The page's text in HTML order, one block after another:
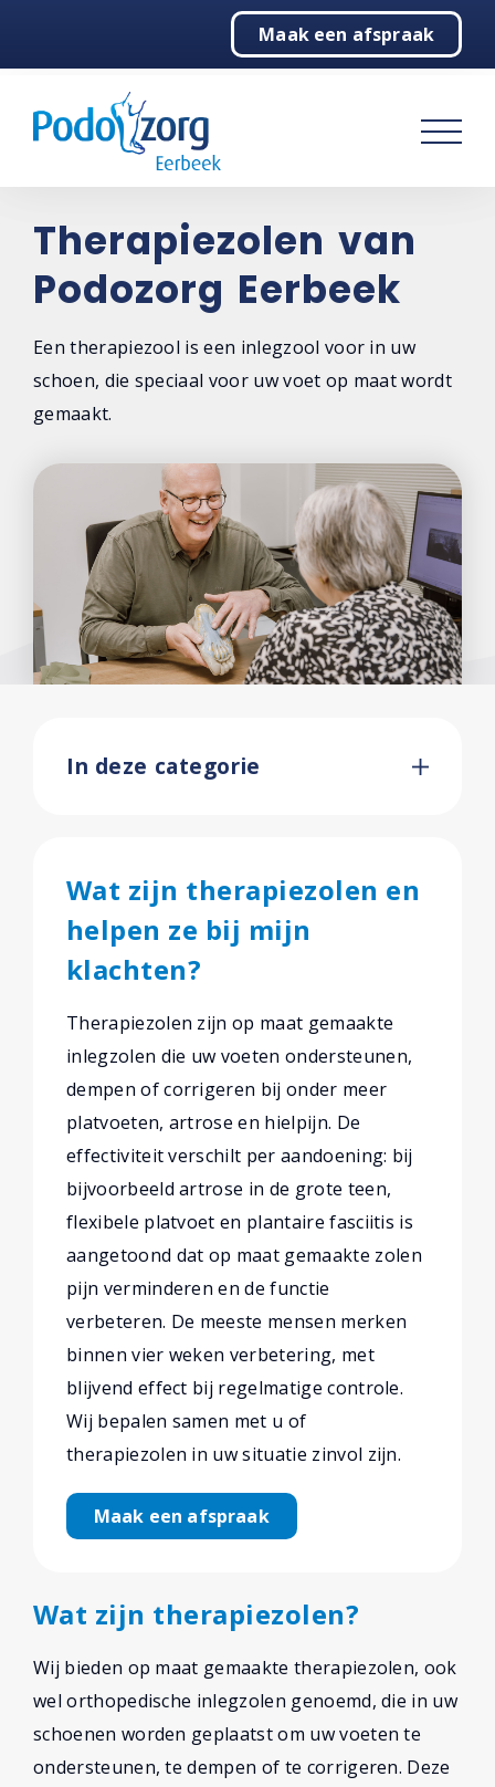
Maak een afspraak
Podotherapie
Behandelingen
Algemeen
Echografie
Therapiezolen
Tips voor gebruik
Productie
Voetoefeningen
Hielpijncentrum
Ervaringen
Over ons
Therapiezolen van
Podozorg Eerbeek
Een therapiezool is een inlegzool voor in uw
schoen, die speciaal voor uw voet op maat wordt
gemaakt.
In deze categorie
Wat zijn therapiezolen en
helpen ze bij mijn
klachten?
Therapiezolen zijn op maat gemaakte
inlegzolen die uw voeten ondersteunen,
dempen of corrigeren bij onder meer
platvoeten, artrose en hielpijn. De
effectiviteit verschilt per aandoening: bij
bijvoorbeeld artrose in de grote teen,
flexibele platvoet en plantaire fasciitis is
aangetoond dat op maat gemaakte zolen
pijn verminderen en de functie
verbeteren. De meeste mensen merken
binnen vier weken verbetering, met
blijvend effect bij regelmatige controle.
Wij bepalen samen met u of
therapiezolen in uw situatie zinvol zijn.
Maak een afspraak
Wat zijn therapiezolen?
Wij bieden op maat gemaakte therapiezolen, ook
wel orthopedische inlegzolen genoemd, die in uw
schoenen worden geplaatst om uw voeten te
ondersteunen, te dempen of te corrigeren. Deze